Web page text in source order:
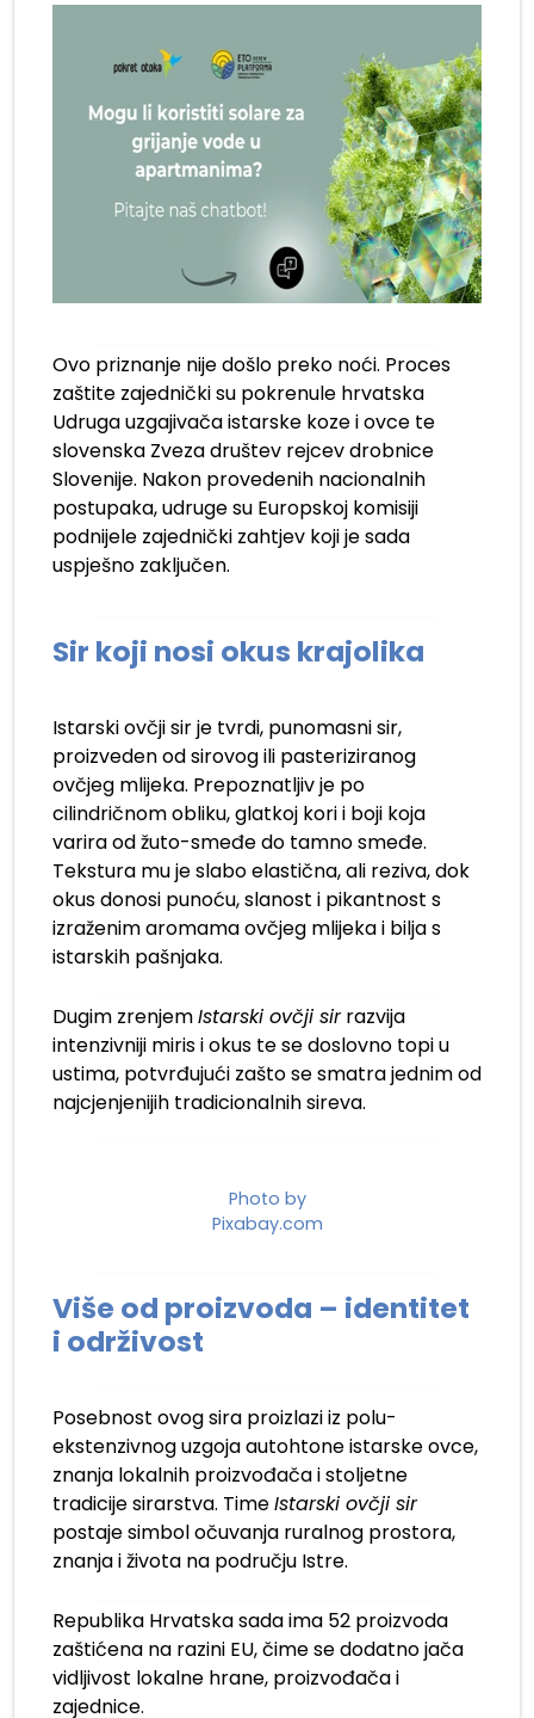
Ovo priznanje nije došlo preko noći. Proces
zaštite zajednički su pokrenule hrvatska
Udruga uzgajivača istarske koze i ovce te
slovenska Zveza društev rejcev drobnice
Slovenije. Nakon provedenih nacionalnih
postupaka, udruge su Europskoj komisiji
podnijele zajednički zahtjev koji je sada
uspješno zaključen.
Sir koji nosi okus krajolika
Istarski ovčji sir je tvrdi, punomasni sir,
proizveden od sirovog ili pasteriziranog
ovčjeg mlijeka. Prepoznatljiv je po
cilindričnom obliku, glatkoj kori i boji koja
varira od žuto-smeđe do tamno smeđe.
Tekstura mu je slabo elastična, ali reziva, dok
okus donosi punoću, slanost i pikantnost s
izraženim aromama ovčjeg mlijeka i bilja s
istarskih pašnjaka.
Dugim zrenjemIstarski ovčji sirrazvija
intenzivniji miris i okus te se doslovno topi u
ustima, potvrđujući zašto se smatra jednim od
najcjenjenijih tradicionalnih sireva.
Photo by
Pixabay.com
Više od proizvoda – identitet
i održivost
Posebnost ovog sira proizlazi iz polu-
ekstenzivnog uzgoja autohtone istarske ovce,
znanja lokalnih proizvođača i stoljetne
tradicije sirarstva. TimeIstarski ovčji sir
postaje simbol očuvanja ruralnog prostora,
znanja i života na području Istre.
Republika Hrvatska sada ima 52 proizvoda
zaštićena na razini EU, čime se dodatno jača
vidljivost lokalne hrane, proizvođača i
zajednice.